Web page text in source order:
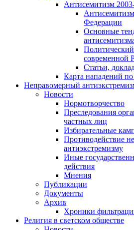
Антисемитизм
Федерации
Основные
современной
Статьи,
Карта нападений
Неправомерный
Новости
Нормотворчество
Преследования
частных лиц
Избирательные
Противодействие
антиэкстремизму
Иные
действия
Мнения
Публикации
Документы
Архив
Хроники
Религия в светском обществе